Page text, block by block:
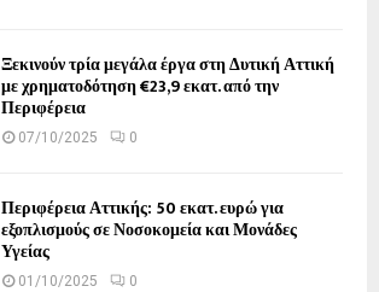
Ξεκινούν τρία μεγάλα έργα στη Δυτική Αττική
με χρηματοδότηση €23,9 εκατ. από την
Περιφέρεια
07/10/2025 0
Περιφέρεια Αττικής: 50 εκατ. ευρώ για
εξοπλισμούς σε Νοσοκομεία και Μονάδες
Υγείας
01/10/2025 0